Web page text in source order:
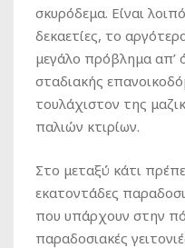
σκυρόδεμα. Είναι
δεκαετίες, το
μεγάλο πρόβλημα απ’
σταδιακής
τουλάχιστον της
παλιών κτιρίων.
Στο μεταξύ κάτι
εκατοντάδες
που υπάρχουν στην
παραδοσιακές